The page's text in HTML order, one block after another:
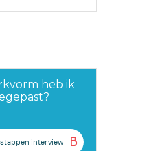
heb ik
B
interview